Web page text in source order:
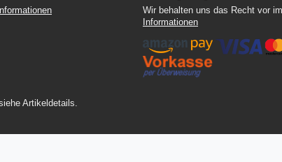
Wir behalten uns das Recht vor
Informationen
Artikeldetails.